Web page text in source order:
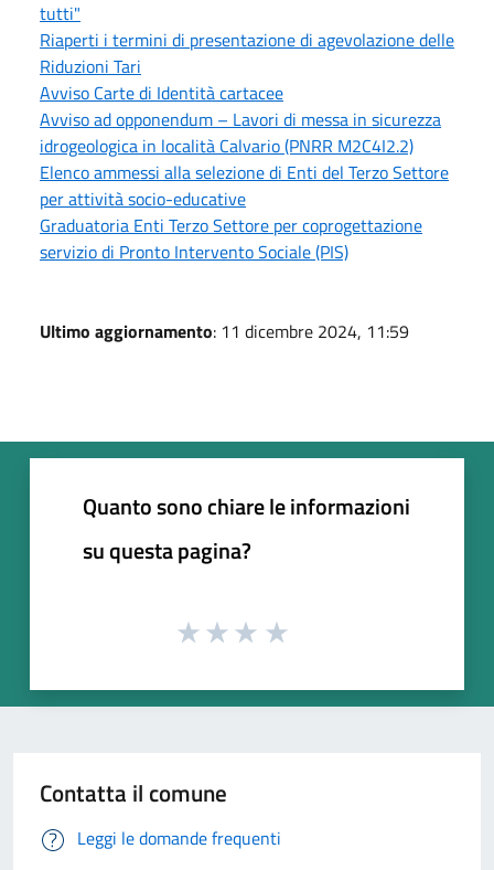
tutti"
Riaperti i termini di presentazione di agevolazione delle
Riduzioni Tari
Avviso Carte di Identità cartacee
Avviso ad opponendum – Lavori di messa in sicurezza
idrogeologica in località Calvario (PNRR M2C4I2.2)
Elenco ammessi alla selezione di Enti del Terzo Settore
per attività socio-educative
Graduatoria Enti Terzo Settore per coprogettazione
servizio di Pronto Intervento Sociale (PIS)
Ultimo aggiornamento: 11 dicembre 2024, 11:59
Quanto sono chiare le informazioni
su questa pagina?
Contatta il comune
Leggi le domande frequenti